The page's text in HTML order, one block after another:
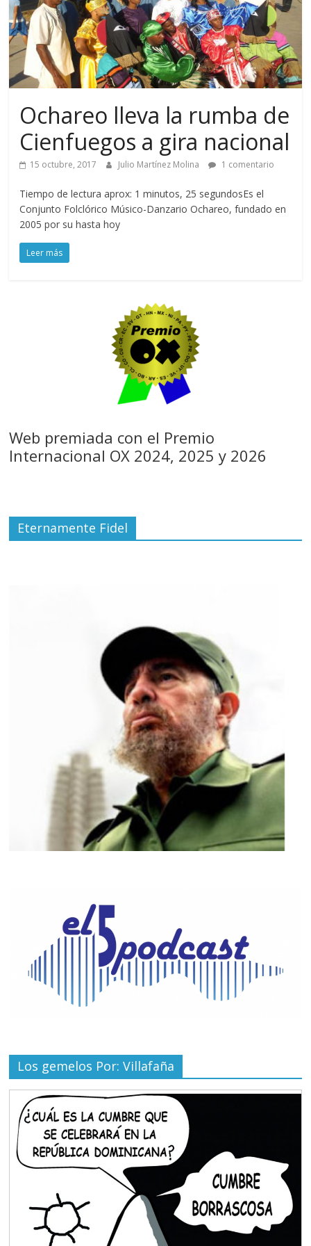
Ochareo lleva la rumba de
Cienfuegos a gira nacional
15 octubre, 2017 Julio Martínez Molina 1 comentario
Tiempo de lectura aprox: 1 minutos, 25 segundosEs el
Conjunto Folclórico Músico-Danzario Ochareo, fundado en
2005 por su hasta hoy
Leer más
Web premiada con el Premio
Internacional OX 2024, 2025 y 2026
Eternamente Fidel
Los gemelos Por: Villafaña